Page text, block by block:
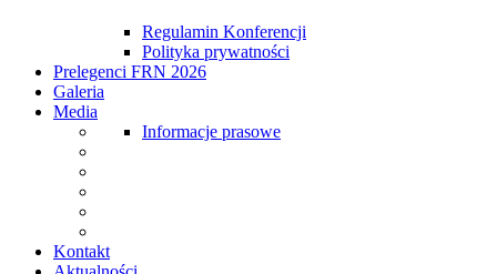
Regulamin Konferencji
Polityka prywatności
Prelegenci FRN 2026
Galeria
Media
Informacje prasowe
Kontakt